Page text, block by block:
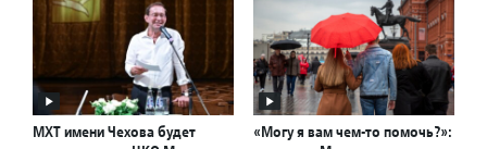
МХТ имени Чехова будет
«Могу я вам чем-то помочь?»: